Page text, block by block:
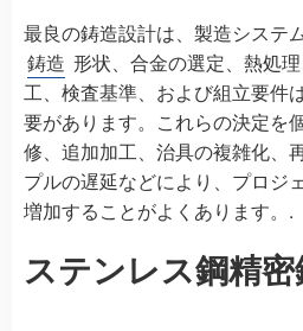
最良の鋳造設計は、製造システ
鋳造 形状、合金の選定、熱処
工、検査基準、および組立要件
要があります。これらの決定を
修、追加加工、治具の複雑化、
プルの遅延などにより、プロジ
増加することがよくあります。.
ステンレス鋼精